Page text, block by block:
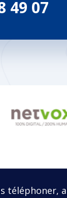
49 07
téléphoner,